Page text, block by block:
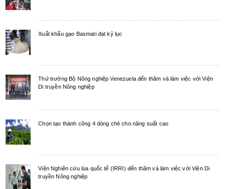
Xuất khẩu gạo Basmati đạt kỷ lục
Thứ trưởng Bộ Nông nghiệp Venezuela đến thăm và làm việc với Viện
Di truyền Nông nghiệp
Chọn tạo thành công 4 dòng chè cho năng suất cao
Viện Nghiên cứu lúa quốc tế (IRRI) đến thăm và làm việc với Viện Di
truyền Nông nghiệp